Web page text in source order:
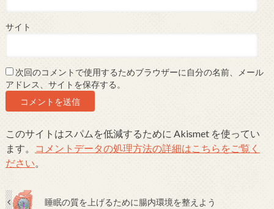
サイト
次回のコメントで使用するためブラウザーに自分の名前、メール
アドレス、サイトを保存する。
このサイトはスパムを低減するために Akismet を使ってい
ます。
コメントデータの処理方法の詳細はこちらをご覧く
ださい。
睡眠の質を上げるために腸内環境を整えよう